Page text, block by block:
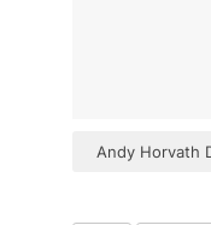
Andy Horvath